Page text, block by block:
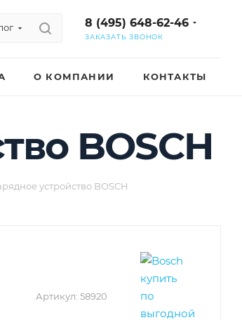
8 (495) 648-62-46
ЗАКАЗАТЬ ЗВОНОК
О КОМПАНИИ КОНТАКТЫ
BOSCH
устройство BOSCH
Артикул: 58920